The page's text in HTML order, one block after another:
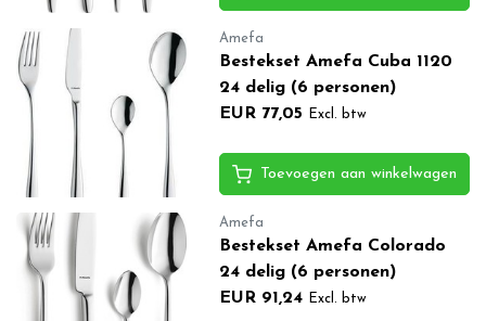
Amefa
Bestekset Amefa Cuba 1120
24 delig (6 personen)
EUR 77,05
Excl. btw
Toevoegen aan winkelwagen
Amefa
Bestekset Amefa Colorado
24 delig (6 personen)
EUR 91,24
Excl. btw